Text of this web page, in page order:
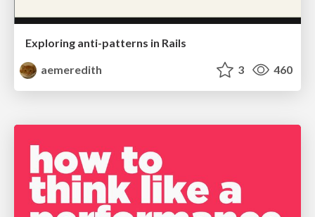
Exploring anti-patterns in Rails
aemeredith
3 460